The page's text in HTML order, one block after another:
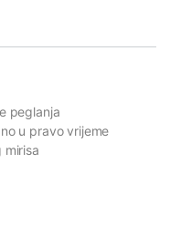
peglanja
u pravo vrijeme
mirisa